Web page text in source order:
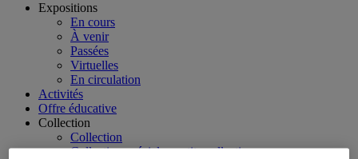
Expositions
En cours
À venir
Passées
Virtuelles
En circulation
Activités
Offre éducative
Collection
Collection
Collection spéciale : petite collection